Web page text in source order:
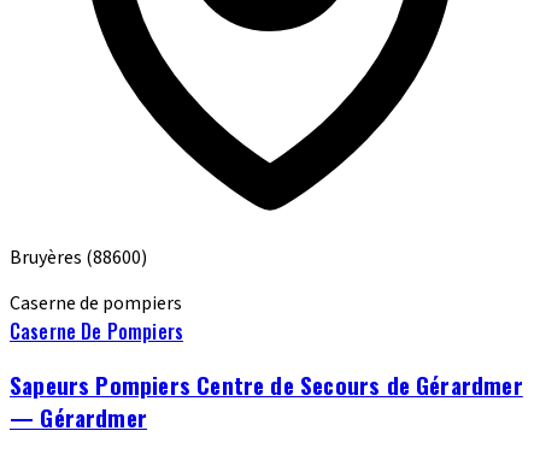
Bruyères (88600)
Caserne de pompiers
Caserne De Pompiers
Sapeurs Pompiers Centre de Secours de Gérardmer
— Gérardmer